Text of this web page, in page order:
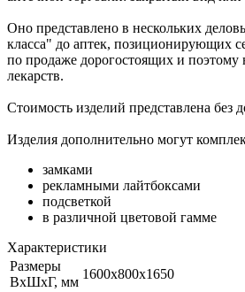
Оно представлено в нескольких
класса" до аптек, позиционирующих
по продаже дорогостоящих и поэтому
лекарств.
Стоимость изделий представлена без
Изделия дополнительно могут
замками
рекламными лайтбоксами
подсветкой
в различной цветовой гамме
Характеристики
Размеры
ВхШхГ, мм
1600х800х1650